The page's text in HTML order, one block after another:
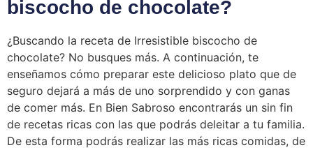
biscocho de chocolate?
¿Buscando la receta de Irresistible biscocho de
chocolate? No busques más. A continuación, te
enseñamos cómo preparar este delicioso plato que de
seguro dejará a más de uno sorprendido y con ganas
de comer más. En Bien Sabroso encontrarás un sin fin
de recetas ricas con las que podrás deleitar a tu familia.
De esta forma podrás realizar las más ricas comidas, de